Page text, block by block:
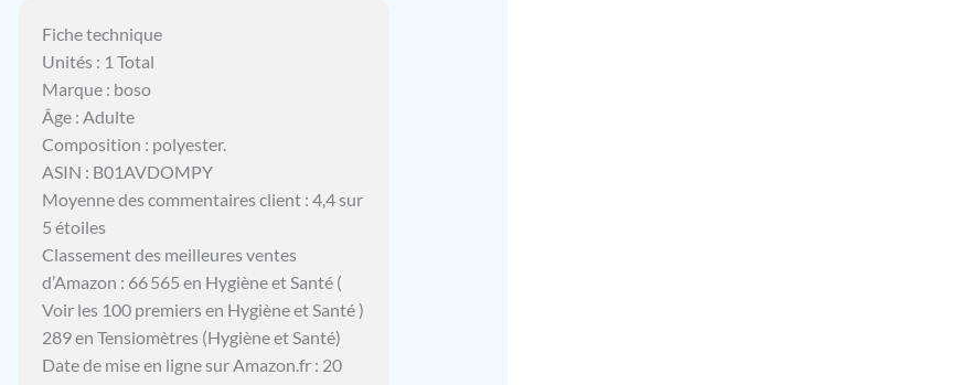
Fiche technique
Unités : 1 Total
Marque : boso
Âge : Adulte
Composition : polyester.
ASIN : B01AVDOMPY
Moyenne des commentaires client : 4,4 sur
5 étoiles
Classement des meilleures ventes
d’Amazon : 66 565 en Hygiène et Santé (
Voir les 100 premiers en Hygiène et Santé )
289 en Tensiomètres (Hygiène et Santé)
Date de mise en ligne sur Amazon.fr : 20